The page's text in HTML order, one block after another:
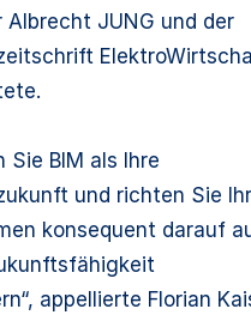
Albrecht JUNG und der
Sie BIM als Ihre
und richten Sie Ihr
konsequent darauf
appellierte Florian